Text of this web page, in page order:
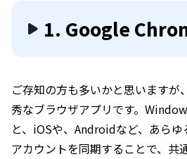
1. Google
ご存知の方も多いかと思います
秀なブラウザアプリです。
と、iOSや、Androidなど、あらゆ
アカウントを同期することで、共